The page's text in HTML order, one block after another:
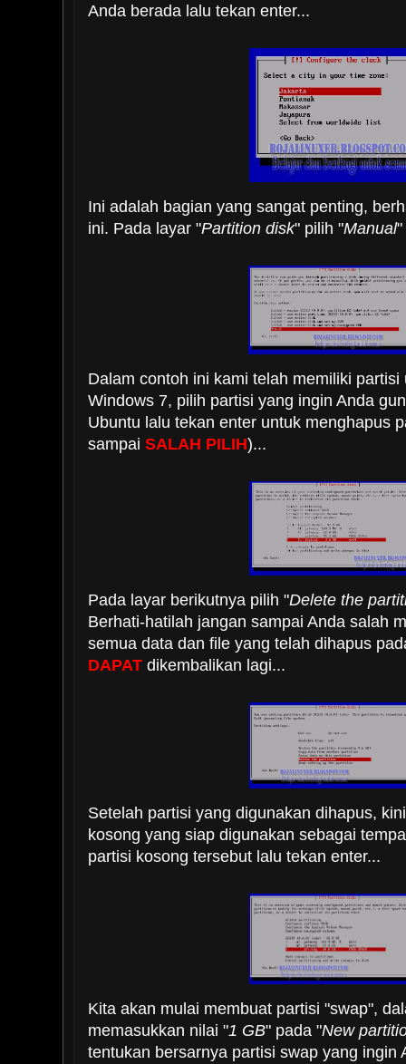
Anda berada lalu tekan enter...
Ini adalah bagian yang sangat penting,
ini. Pada layar "Partition disk" pilih "Manual"
Dalam contoh ini kami telah memiliki
Windows 7, pilih partisi yang ingin Anda
Ubuntu lalu tekan enter untuk menghapus
sampai SALAH PILIH)...
Pada layar berikutnya pilih "Delete the
Berhati-hatilah jangan sampai Anda salah
semua data dan file yang telah dihapus
DAPAT dikembalikan lagi...
Setelah partisi yang digunakan dihapus,
kosong yang siap digunakan sebagai
partisi kosong tersebut lalu tekan enter...
Kita akan mulai membuat partisi "swap",
memasukkan nilai "1 GB" pada "New
tentukan bersarnya partisi swap yang ingin